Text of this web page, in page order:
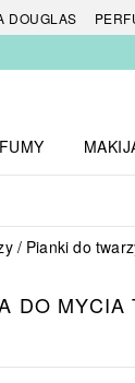
DOUGLAS
Pianki do
DO MYCIA